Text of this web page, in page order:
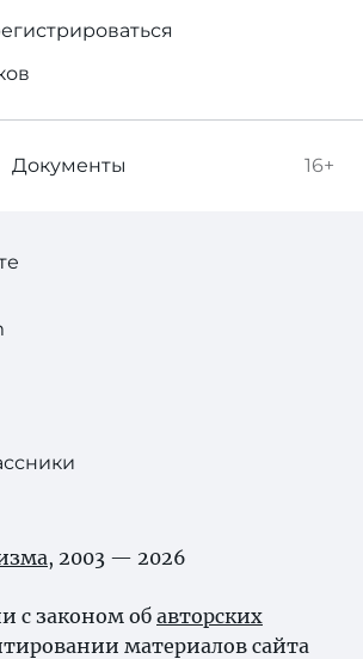
16+
Документы
, 2003 — 2026
с законом об авторских
материалов сайта